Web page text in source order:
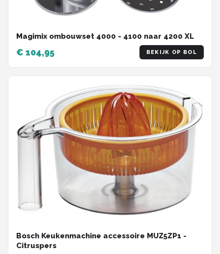
Magimix ombouwset 4000 - 4100 naar 4200 XL
€ 104,95 BEKIJK OP BOL
Bosch Keukenmachine accessoire MUZ5ZP1 -
Citruspers